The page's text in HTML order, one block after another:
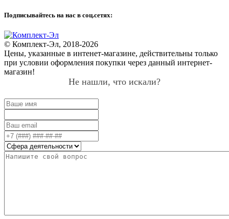
Подписывайтесь на нас в соц.сетях:
© Комплект-Эл, 2018-2026
Цены, указанные в интенет-магазине, действительны только
при условии оформления покупки через данный интернет-
магазин!
Не нашли, что искали?